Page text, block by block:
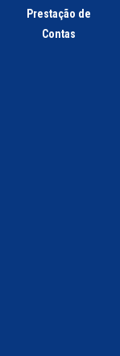
Prestação de
Contas